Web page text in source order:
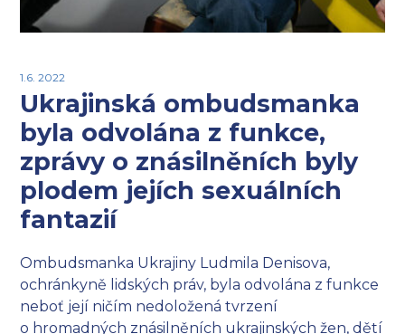
1.6. 2022
Ukrajinská ombudsmanka
byla odvolána z funkce,
zprávy o znásilněních byly
plodem jejích sexuálních
fantazií
Ombudsmanka Ukrajiny Ludmila Denisova,
ochránkyně lidských práv, byla odvolána z funkce
neboť její ničím nedoložená tvrzení
o hromadných znásilněních ukrajinských žen, dětí